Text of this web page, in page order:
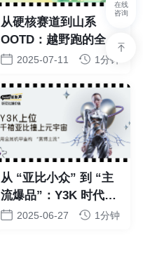
从硬核赛道到山系
OOTD：越野跑的全民
化，让年轻人在山里
2025-07-11 1分钟
从 “亚比小众” 到 “主
流爆品”：Y3K 时代品
牌如何让消费者成为
2025-06-27 1分钟
在线
咨询